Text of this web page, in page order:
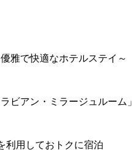
雅で快適なホテルステイ～
ビアン・ミラージュルーム
利用しておトクに宿泊